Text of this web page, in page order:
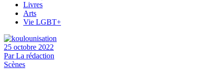
Livres
Arts
Vie LGBT+
25 octobre 2022
ParLa rédaction
Scènes